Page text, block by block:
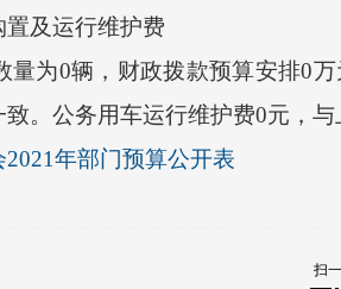
及运行维护费
为0辆，财政拨款预算安排0万
。公务用车运行维护费0元，与
年部门预算公开表
扫